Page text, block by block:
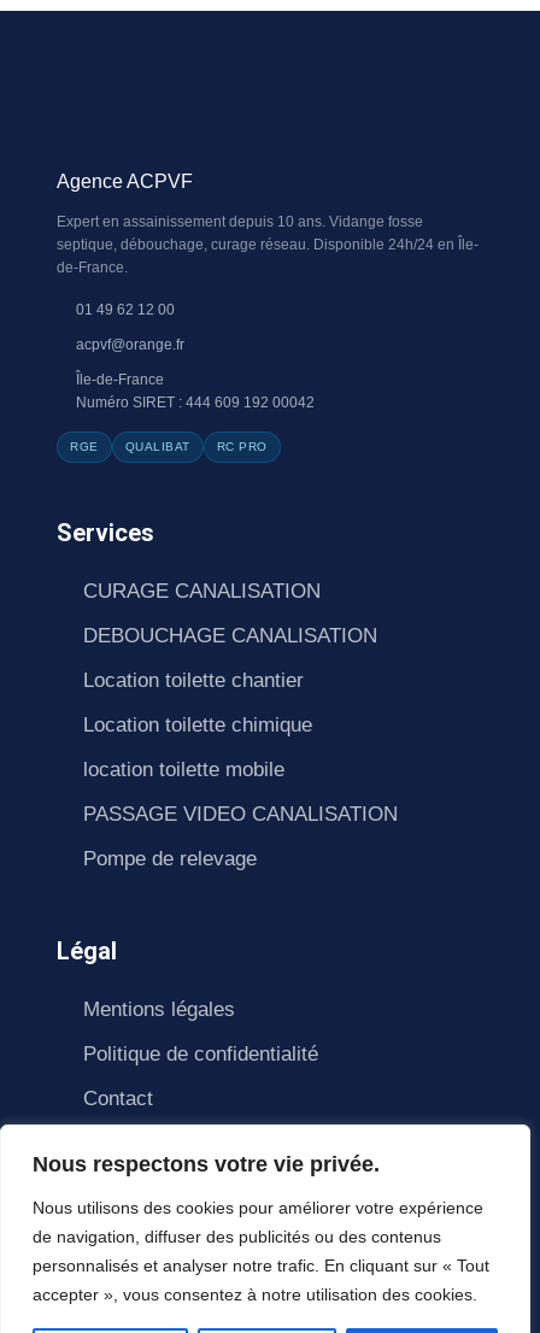
Nous respectons votre vie privée.
Nous utilisons des cookies pour améliorer votre expérience
de navigation, diffuser des publicités ou des contenus
personnalisés et analyser notre trafic. En cliquant sur « Tout
accepter », vous consentez à notre utilisation des cookies.
Agence ACPVF
Expert en assainissement depuis 10 ans. Vidange fosse
septique, débouchage, curage réseau. Disponible 24h/24 en Île-
de-France.
01 49 62 12 00
acpvf@orange.fr
Île-de-France
Numéro SIRET : 444 609 192 00042
RGE QUALIBAT RC PRO
Services
CURAGE CANALISATION
DEBOUCHAGE CANALISATION
Location toilette chantier
Location toilette chimique
location toilette mobile
PASSAGE VIDEO CANALISATION
Pompe de relevage
Légal
Mentions légales
Politique de confidentialité
Contact